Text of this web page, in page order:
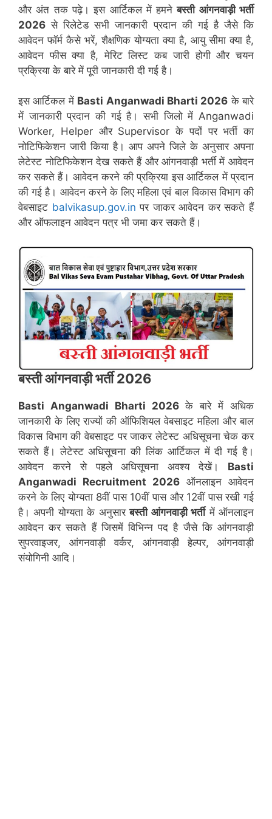
और अंत तक पढ़े। इस आर्टिकल में हमनेबस्ती आंगनवाड़ी भर्ती
2026 से रिलेटेड सभी जानकारी प्रदान की गई है जैसे कि
आवेदन फॉर्म कैसे भरें, शैक्षणिक योग्यता क्या है, आयु सीमा क्या है,
आवेदन फीस क्या है, मेरिट लिस्ट कब जारी होगी और चयन
प्रक्रिया के बारे में पूरी जानकारी दी गई है।
इस आर्टिकल में Basti Anganwadi Bharti 2026 के बारे
में जानकारी प्रदान की गई है। सभी जिलो में Anganwadi
Worker, Helper और Supervisor के पदों पर भर्ती का
नोटिफिकेशन जारी किया है। आप अपने जिले के अनुसार अपना
लेटेस्ट नोटिफिकेशन देख सकते हैं और आंगनवाड़ी भर्ती में आवेदन
कर सकते हैं। आवेदन करने की प्रक्रिया इस आर्टिकल में प्रदान
की गई है। आवेदन करने के लिए महिला एवं बाल विकास विभाग की
वेबसाइट balvikasup.gov.in पर जाकर आवेदन कर सकते हैं
और ऑफलाइन आवेदन पत्र भी जमा कर सकते हैं।
बस्तीआंगनवाड़ी भर्ती 2026
Basti Anganwadi Bharti 2026के बारे में अधिक
जानकारी के लिए राज्यों की ऑफिशियल वेबसाइट महिला और बाल
विकास विभाग की वेबसाइट पर जाकर लेटेस्ट अधिसूचना चेक कर
सकते हैं। लेटेस्ट अधिसूचना की लिंक आर्टिकल में दी गई है।
आवेदन करने से पहले अधिसूचना अवश्य देखें। Basti
Anganwadi Recruitment 2026 ऑनलाइन आवेदन
करने के लिए योग्यता 8वीं पास 10वीं पास और 12वीं पास रखी गई
है। अपनी योग्यता के अनुसारबस्ती आंगनवाड़ी भर्तीमें ऑनलाइन
आवेदन कर सकते हैं जिसमें विभिन्न पद है जैसे कि आंगनवाड़ी
सुपरवाइजर, आंगनवाड़ी वर्कर, आंगनवाड़ी हेल्पर, आंगनवाड़ी
संयोगिनी आदि।